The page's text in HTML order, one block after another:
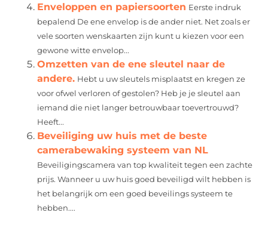
Enveloppen en papiersoorten Eerste indruk
bepalend De ene envelop is de ander niet. Net zoals er
vele soorten wenskaarten zijn kunt u kiezen voor een
gewone witte envelop...
Omzetten van de ene sleutel naar de
andere. Hebt u uw sleutels misplaatst en kregen ze
voor ofwel verloren of gestolen? Heb je je sleutel aan
iemand die niet langer betrouwbaar toevertrouwd?
Heeft...
Beveiliging uw huis met de beste
camerabewaking systeem van NL
Beveiligingscamera van top kwaliteit tegen een zachte
prijs. Wanneer u uw huis goed beveiligd wilt hebben is
het belangrijk om een goed beveilings systeem te
hebben....